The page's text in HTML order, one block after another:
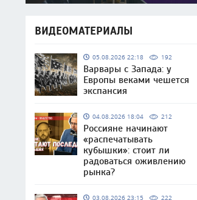
ВИДЕОМАТЕРИАЛЫ
05.08.2026 22:18 192
Варвары с Запада: у
Европы веками чешется
экспансия
04.08.2026 18:04 212
Россияне начинают
«распечатывать
кубышки»: стоит ли
радоваться оживлению
рынка?
03.08.2026 23:15 222